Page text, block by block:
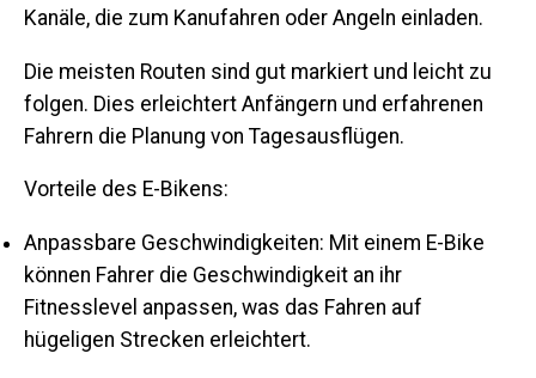
Kanäle, die zum Kanufahren oder Angeln einladen.
Die meisten Routen sind gut markiert und leicht zu
folgen. Dies erleichtert Anfängern und erfahrenen
Fahrern die Planung von Tagesausflügen.
Vorteile des E-Bikens:
Anpassbare Geschwindigkeiten: Mit einem E-Bike
können Fahrer die Geschwindigkeit an ihr
Fitnesslevel anpassen, was das Fahren auf
hügeligen Strecken erleichtert.